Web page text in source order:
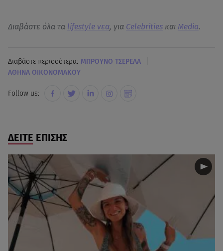
Διαβάστε όλα τα lifestyle νεα, για Celebrities και Media.
Διαβάστε περισσότερα: ΜΠΡΟΥΝΟ ΤΣΕΡΕΛΑ
ΑΘΗΝΑ ΟΙΚΟΝΟΜΑΚΟΥ
Follow us:
ΔΕΙΤΕ ΕΠΙΣΗΣ